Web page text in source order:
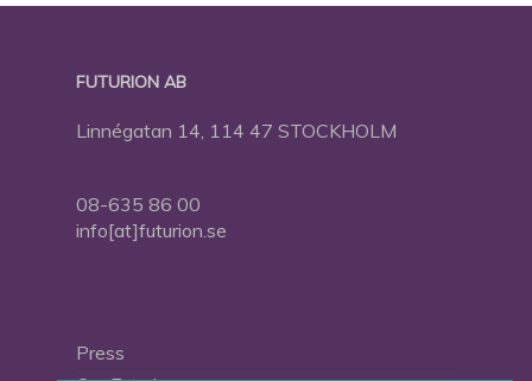
FUTURION AB
Linnégatan 14, 114 47 STOCKHOLM
08-635 86 00
info[at]futurion.se
Press